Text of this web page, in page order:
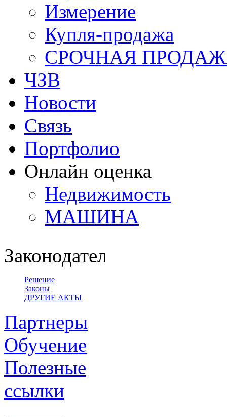
Измерение
Купля-продажа
СРОЧНАЯ
ЧЗВ
Новости
Связь
Портфолио
Онлайн оценка
Недвижимость
МАШИНА
Законодательство
Решение
Законы
ДРУГИЕ АКТЫ
Партнеры
Обучение
Полезные
ссылки